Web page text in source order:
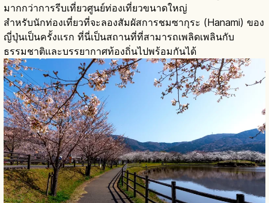
มากกว่าการรีบเที่ยวศูนย์ท่องเที่ยวขนาดใหญ่
สำหรับนักท่องเที่ยวที่จะลองสัมผัสการชมซากุระ (Hanami) ของ
ญี่ปุ่นเป็นครั้งแรก ที่นี่เป็นสถานที่ที่สามารถเพลิดเพลินกับ
ธรรมชาติและบรรยากาศท้องถิ่นไปพร้อมกันได้